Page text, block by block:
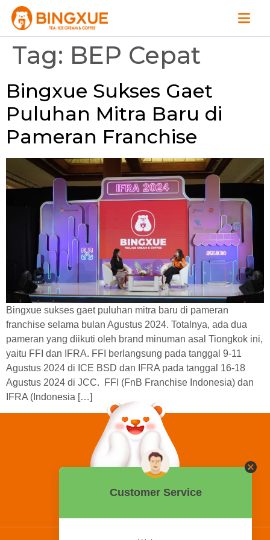
Tag: BEP Cepat
Bingxue Sukses Gaet
Puluhan Mitra Baru di
Pameran Franchise
Bingxue sukses gaet puluhan mitra baru di pameran
franchise selama bulan Agustus 2024. Totalnya, ada dua
pameran yang diikuti oleh brand minuman asal Tiongkok ini,
yaitu FFI dan IFRA. FFI berlangsung pada tanggal 9-11
Agustus 2024 di ICE BSD dan IFRA pada tanggal 16-18
Agustus 2024 di JCC. FFI (FnB Franchise Indonesia) dan
IFRA (Indonesia […]
0858 2015 9999